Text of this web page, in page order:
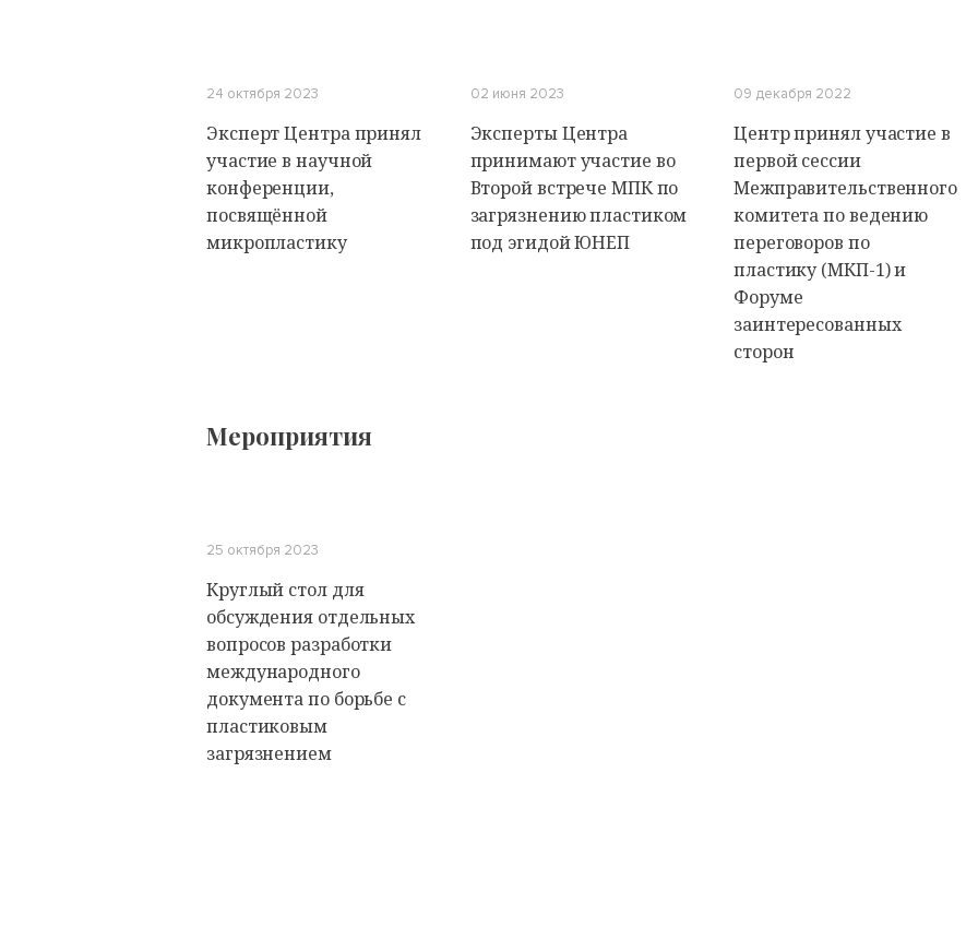
24 октября 2023
Эксперт Центра принял
участие в научной
конференции,
посвящённой
микропластику
02 июня 2023
Эксперты Центра
принимают участие во
Второй встрече МПК по
загрязнению пластиком
под эгидой ЮНЕП
09 декабря 2022
Центр принял участие в
первой сессии
Межправительственного
комитета по ведению
переговоров по
пластику (МКП-1) и
Форуме
заинтересованных
сторон
Мероприятия
25 октября 2023
Круглый стол для
обсуждения отдельных
вопросов разработки
международного
документа по борьбе с
пластиковым
загрязнением